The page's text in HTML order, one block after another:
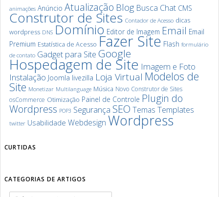
animações Anúncio Atualização Blog Busca Chat CMS
Construtor de Sites Contador de Acesso dicas
wordpress DNS Domínio Editor de Imagem Email Email
Premium Estatística de Acesso Fazer Site Flash formulário
de contato Gadget para Site Google
Hospedagem de Site Imagem e Foto
Instalação Joomla livezilla Loja Virtual Modelos de
Site Monetizar Multilanguage Música Novo Construtor de Sites
osCommerce Otimização Painel de Controle Plugin do
Wordpress POP3 Segurança SEO Temas Templates
twitter Usabilidade Webdesign Wordpress
CURTIDAS
CATEGORIAS DE ARTIGOS